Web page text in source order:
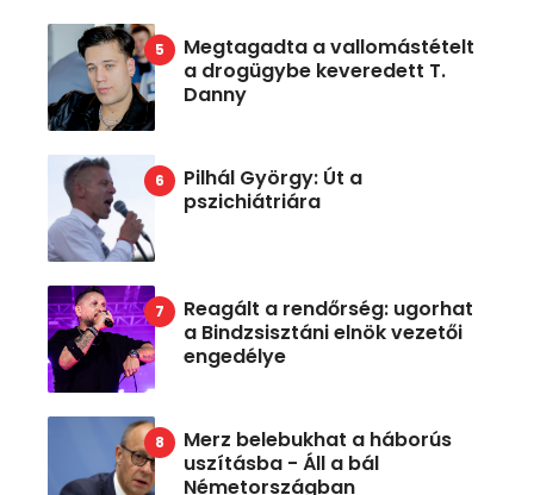
Megtagadta a vallomástételt
a drogügybe keveredett T.
Danny
Pilhál György: Út a
pszichiátriára
Reagált a rendőrség: ugorhat
a Bindzsisztáni elnök vezetői
engedélye
Merz belebukhat a háborús
uszításba - Áll a bál
Németországban